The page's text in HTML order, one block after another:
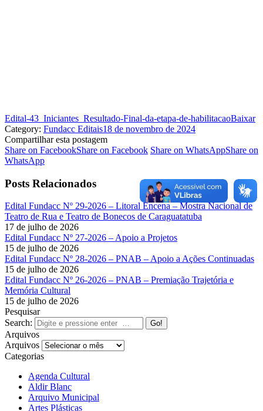
Edital-43_Iniciantes_Resultado-Final-da-etapa-de-habilitacaoBaixar
Category: Fundacc Editais18 de novembro de 2024
Compartilhar esta postagem
Share on FacebookShare on Facebook Share on WhatsAppShare on
WhatsApp
Posts Relacionados
Edital Fundacc Nº 29-2026 – Litoral Encena – Mostra Nacional de
Teatro de Rua e Teatro de Bonecos de Caraguatatuba
17 de julho de 2026
Edital Fundacc Nº 27-2026 – Apoio a Projetos
15 de julho de 2026
Edital Fundacc Nº 28-2026 – PNAB – Apoio a Ações Continuadas
15 de julho de 2026
Edital Fundacc Nº 26-2026 – PNAB – Premiação Trajetória e
Memória Cultural
15 de julho de 2026
Pesquisar
Search:
Arquivos
Arquivos
Categorias
Agenda Cultural
Aldir Blanc
Arquivo Municipal
Artes Plásticas